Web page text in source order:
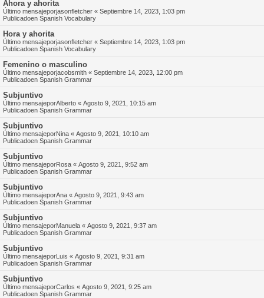
Ahora y ahorita
Último mensajeporjasonfletcher « Septiembre 14, 2023, 1:03 pm
Publicadoen Spanish Vocabulary
Hora y ahorita
Último mensajeporjasonfletcher « Septiembre 14, 2023, 1:03 pm
Publicadoen Spanish Vocabulary
Femenino o masculino
Último mensajeporjacobsmith « Septiembre 14, 2023, 12:00 pm
Publicadoen Spanish Grammar
Subjuntivo
Último mensajeporAlberto « Agosto 9, 2021, 10:15 am
Publicadoen Spanish Grammar
Subjuntivo
Último mensajeporNina « Agosto 9, 2021, 10:10 am
Publicadoen Spanish Grammar
Subjuntivo
Último mensajeporRosa « Agosto 9, 2021, 9:52 am
Publicadoen Spanish Grammar
Subjuntivo
Último mensajeporAna « Agosto 9, 2021, 9:43 am
Publicadoen Spanish Grammar
Subjuntivo
Último mensajeporManuela « Agosto 9, 2021, 9:37 am
Publicadoen Spanish Grammar
Subjuntivo
Último mensajeporLuis « Agosto 9, 2021, 9:31 am
Publicadoen Spanish Grammar
Subjuntivo
Último mensajeporCarlos « Agosto 9, 2021, 9:25 am
Publicadoen Spanish Grammar